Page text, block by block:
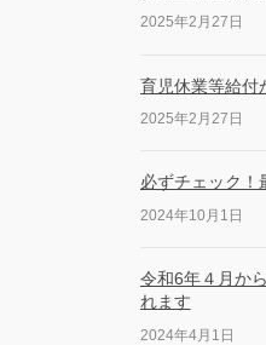
2025年2月27日
育児休業等給付
2025年2月27日
必ずチェック
2024年10月1日
令和6年４月か
れます
2024年4月1日